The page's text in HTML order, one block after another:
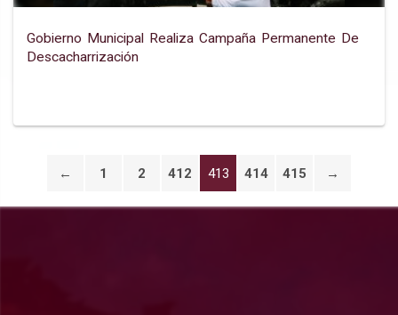
Gobierno Municipal Realiza Campaña Permanente De
Descacharrización
← 1 2 412 413 414 415 →